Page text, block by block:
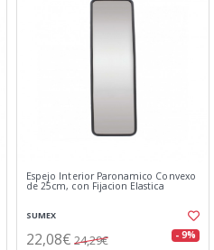
Espejo Interior Paronamico Convexo
de 25cm, con Fijacion Elastica
SUMEX
22,08€ 24,29€ - 9%